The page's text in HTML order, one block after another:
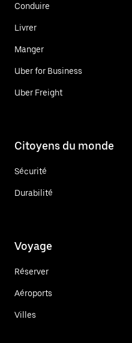
Conduire
Livrer
Manger
Uber for Business
Uber Freight
Citoyens du monde
Sécurité
Durabilité
Voyage
Réserver
Aéroports
Villes